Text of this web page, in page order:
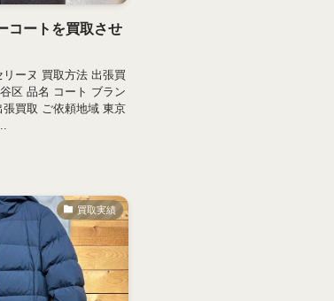
コートを買取させ
ーヌ 買取方法 出張買
区 品名 コート ブラン
張買取 ご依頼地域 東京
買取実績